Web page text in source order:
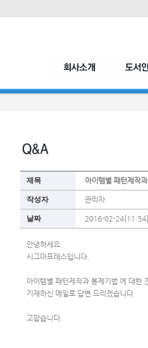
제목 아이템별 패턴제작
작성자 관리자
날짜 2016-02-24[11:54]
안녕하세요.
시그마프레스입니다.
아이템별 패턴제작과 봉제기법 에 대한
기재하신 메일로 답변 드리겠습니다.
고맙습니다.